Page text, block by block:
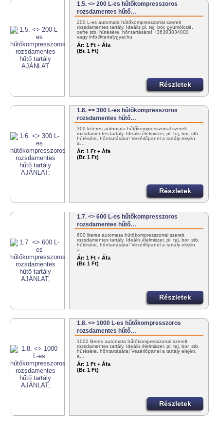
1.5. <> 200 L-es hűtőkompresszoros
rozsdamentes hűtő…
200 L-es automata hűtőkompresszorral szerelt
rozsdamentes tartály. Ideális pl. tej, bor, gyümölcslé,
cefre stb. hűtésére, hőntartására! +36303834000
vagy info@tartalygyar.hu
Ár: 1 Ft + Áfa
(Br. 1 Ft)
Részletek
1.6. <> 300 L-es hűtőkompresszoros
rozsdamentes hűtő…
300 lizteres automata hűtőkompresszorral szerelt
rozsdamentes tartály. Ideális élelmiszer, pl. tej, bor, stb.
hűtésére, hőntartására! Vezérlőpanel a tartály elején,
a…
Ár: 1 Ft + Áfa
(Br. 1 Ft)
Részletek
1.7. <> 600 L-es hűtőkompresszoros
rozsdamentes hűtő…
600 literes automata hűtőkompresszorral szerelt
rozsdamentes tartály. Ideális élelmiszer, pl. tej, bor, stb.
hűtésére, hőntartására! Vezérlőpanel a tartály elején,
a…
Ár: 1 Ft + Áfa
(Br. 1 Ft)
Részletek
1.8. <> 1000 L-es hűtőkompresszoros
rozsdamentes hűtő…
1000 literes automata hűtőkompresszorral szerelt
rozsdamentes tartály. Ideális élelmiszer, pl. tej, bor, stb.
hűtésére, hőntartására! Vezérlőpanel a tartály elején,
a…
Ár: 1 Ft + Áfa
(Br. 1 Ft)
Részletek